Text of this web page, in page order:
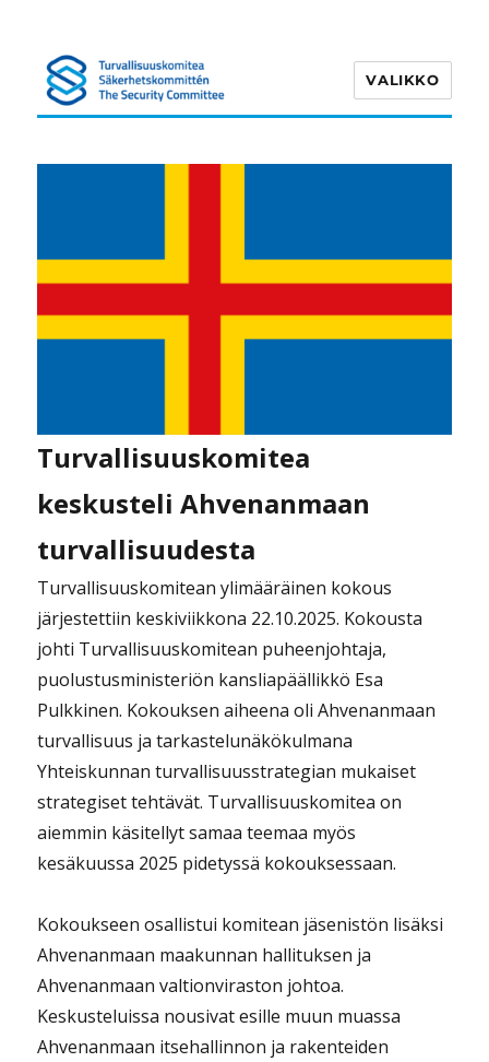
VALIKKO
Turvallisuuskomitea
keskusteli Ahvenanmaan
turvallisuudesta
Turvallisuuskomitean ylimääräinen kokous
järjestettiin keskiviikkona 22.10.2025. Kokousta
johti Turvallisuuskomitean puheenjohtaja,
puolustusministeriön kansliapäällikkö Esa
Pulkkinen. Kokouksen aiheena oli Ahvenanmaan
turvallisuus ja tarkastelunäkökulmana
Yhteiskunnan turvallisuusstrategian mukaiset
strategiset tehtävät. Turvallisuuskomitea on
aiemmin käsitellyt samaa teemaa myös
kesäkuussa 2025 pidetyssä kokouksessaan.
Kokoukseen osallistui komitean jäsenistön lisäksi
Ahvenanmaan maakunnan hallituksen ja
Ahvenanmaan valtionviraston johtoa.
Keskusteluissa nousivat esille muun muassa
Ahvenanmaan itsehallinnon ja rakenteiden